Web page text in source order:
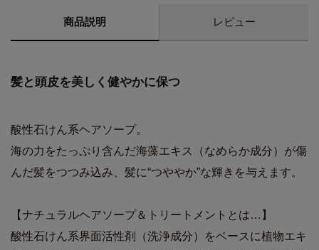
商品説明 レビュー
髪と頭皮を美しく健やかに保つ
酸性石けん系ヘアソープ。
海の力をたっぷり含んだ海藻エキス（なめらか成分）が傷
んだ髪をつつみ込み、髪に“つややか”な輝きを与えます。
【ナチュラルヘアソープ＆トリートメントとは…】
酸性石けん系界面活性剤（洗浄成分）をベースに植物エキ